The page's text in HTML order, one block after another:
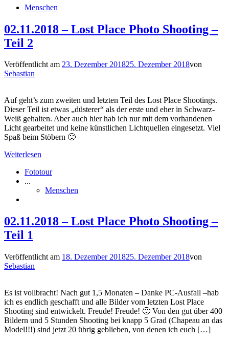
Menschen
02.11.2018 – Lost Place Photo Shooting –
Teil 2
Veröffentlicht am 23. Dezember 201825. Dezember 2018von
Sebastian
Auf geht’s zum zweiten und letzten Teil des Lost Place Shootings.
Dieser Teil ist etwas „düsterer“ als der erste und eher in Schwarz-
Weiß gehalten. Aber auch hier hab ich nur mit dem vorhandenen
Licht gearbeitet und keine künstlichen Lichtquellen eingesetzt. Viel
Spaß beim Stöbern 🙂
Weiterlesen
Fototour
...
Menschen
02.11.2018 – Lost Place Photo Shooting –
Teil 1
Veröffentlicht am 18. Dezember 201825. Dezember 2018von
Sebastian
Es ist vollbracht! Nach gut 1,5 Monaten – Danke PC-Ausfall –hab
ich es endlich geschafft und alle Bilder vom letzten Lost Place
Shooting sind entwickelt. Freude! Freude! 🙂 Von den gut über 400
Bildern und 5 Stunden Shooting bei knapp 5 Grad (Chapeau an das
Model!!!) sind jetzt 20 übrig geblieben, von denen ich euch […]